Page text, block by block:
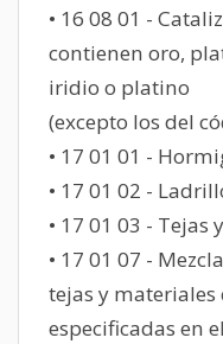
• 16 08 01 -
contienen oro,
iridio o platino
(excepto los del
• 17 01 01 -
• 17 01 02 -
• 17 01 03 -
• 17 01 07 -
tejas y materiales
especificadas en